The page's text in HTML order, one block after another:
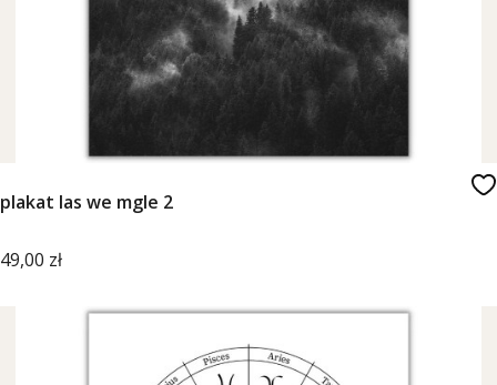
plakat las we mgle 2
Cena
49,00 zł